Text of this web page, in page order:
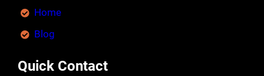
Home
Blog
Quick Contact